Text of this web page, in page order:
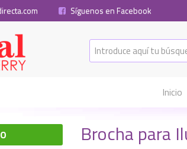
Síguenos en Facebook
Inicio
Brocha para